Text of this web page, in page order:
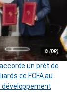
© (DR)
un prêt de
de FCFA au
développement